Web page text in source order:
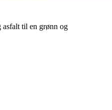
asfalt til en grønn og